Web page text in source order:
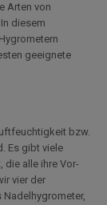
Arten von
diesem
geeignete
bzw.
Es gibt viele
die alle ihre Vor-
vier der